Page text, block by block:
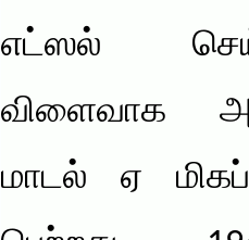
எட்ஸல்
விளைவாக
மாடல் ஏ